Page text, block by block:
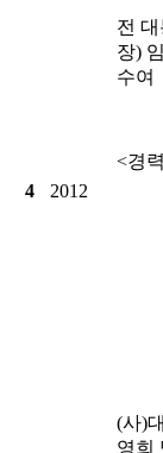
4 2012
전
장)
수여
<경
(사)
영희